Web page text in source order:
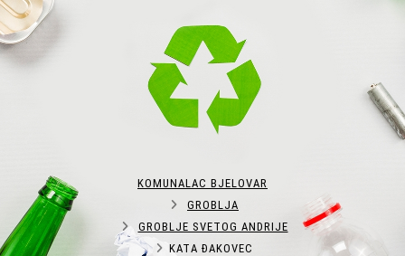
KOMUNALAC BJELOVAR
GROBLJA
GROBLJE SVETOG ANDRIJE
KATA ĐAKOVEC